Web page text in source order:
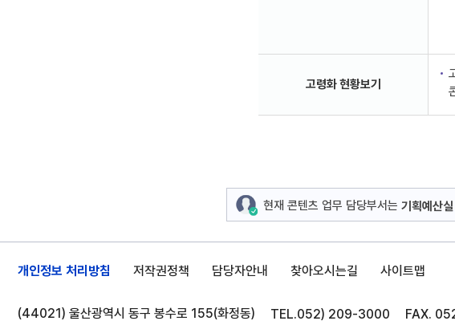
고령화 현황보기
현재 콘텐츠 업무 담당부서는 기획예산실
개인정보 처리방침 저작권정책 담당자안내 찾아오시는길 사이트맵
(44021) 울산광역시 동구 봉수로 155(화정동) TEL.052) 209-3000 FAX.